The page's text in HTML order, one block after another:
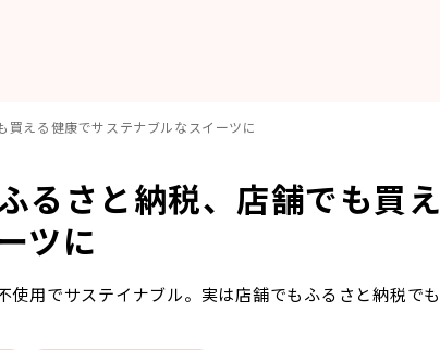
える健康でサステナブルなスイーツに
るさと納税、店舗でも買え
ツに
用でサステイナブル。実は店舗でもふるさと納税でも